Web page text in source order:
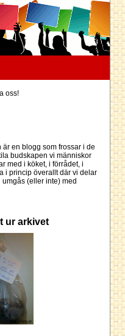
oss!
är en blogg som frossar i de
budskapen vi människor
med i köket, i förrådet, i
i princip överallt där vi delar
umgås (eller inte) med
ur arkivet